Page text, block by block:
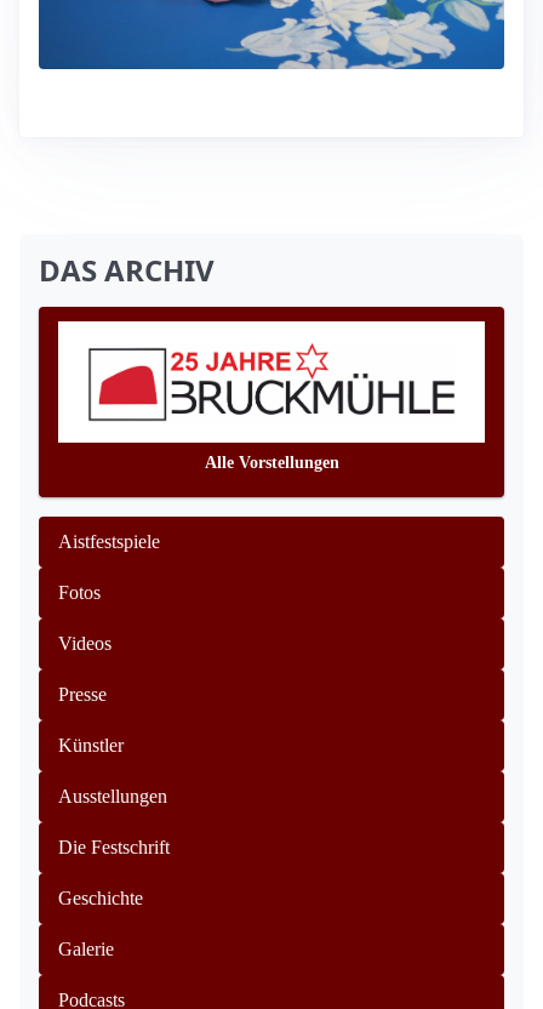
DAS ARCHIV
Alle Vorstellungen
Aistfestspiele
Fotos
Videos
Presse
Künstler
Ausstellungen
Die Festschrift
Geschichte
Galerie
Podcasts